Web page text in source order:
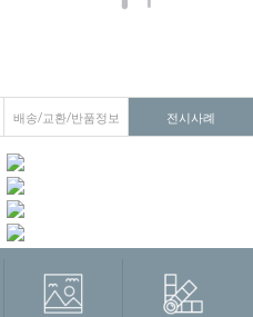
배송/교환/반품정보 전시사례